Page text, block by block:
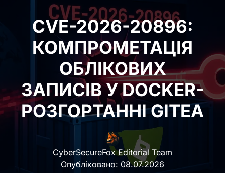
CVE-2026-20896:
КОМПРОМЕТАЦІЯ
ОБЛІКОВИХ
ЗАПИСІВ У DOCKER-
РОЗГОРТАННІ GITEA
CyberSecureFox Editorial Team
Опубліковано: 08.07.2026